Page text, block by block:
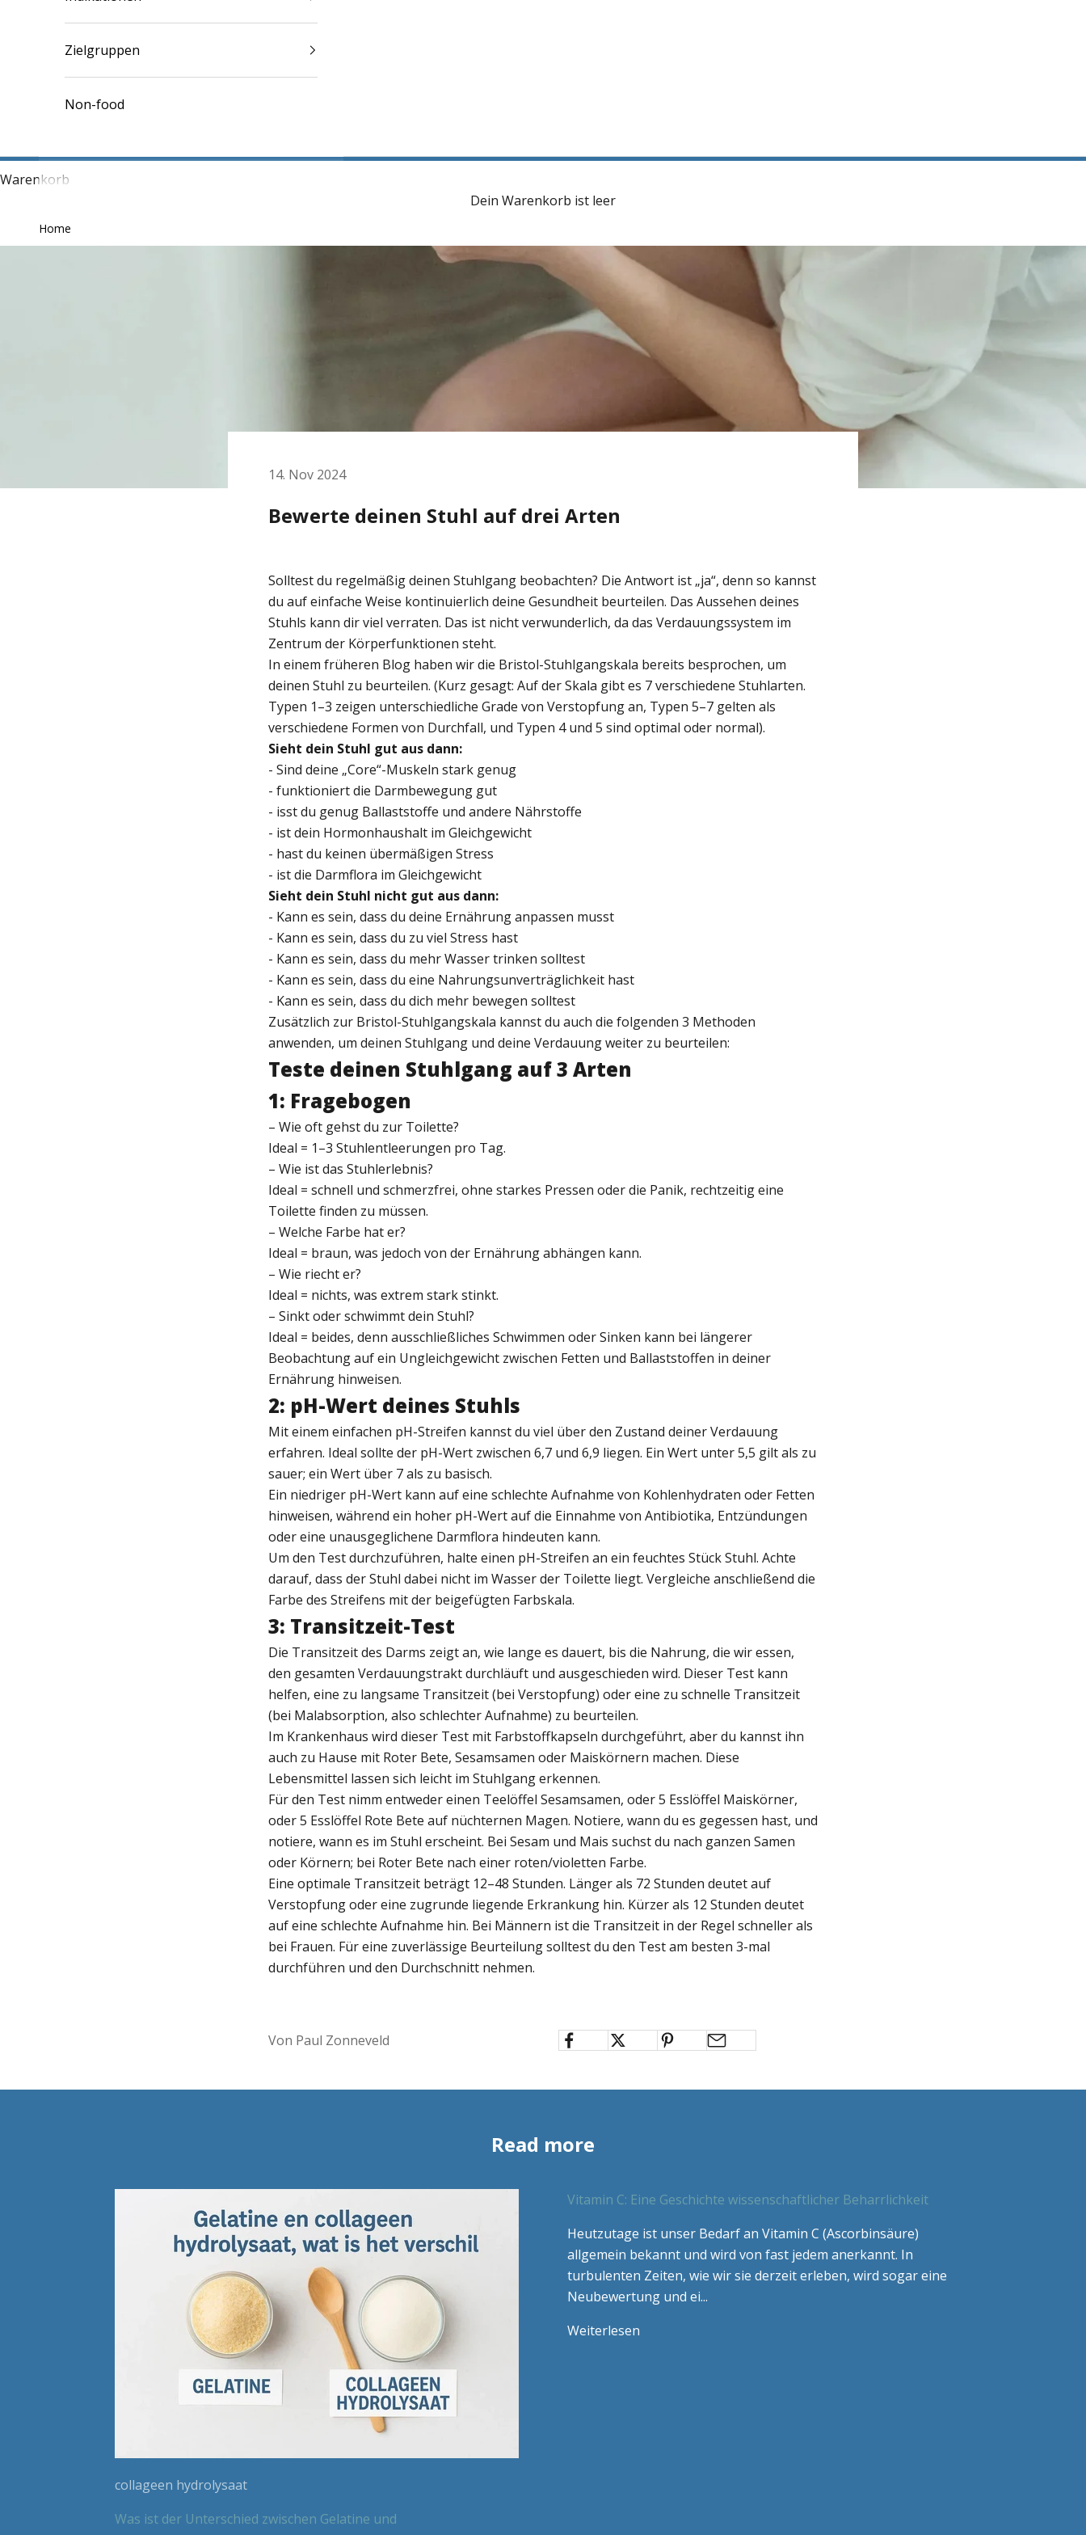
Zielgruppen
Non-food
Warenkorb
Dein Warenkorb ist leer
Home
14. Nov 2024
Bewerte deinen Stuhl auf drei Arten
Solltest du regelmäßig deinen Stuhlgang beobachten? Die Antwort ist „ja“, denn so kannst
du auf einfache Weise kontinuierlich deine Gesundheit beurteilen. Das Aussehen deines
Stuhls kann dir viel verraten. Das ist nicht verwunderlich, da das Verdauungssystem im
Zentrum der Körperfunktionen steht.
In einem früheren Blog haben wir die Bristol-Stuhlgangskala bereits besprochen, um
deinen Stuhl zu beurteilen. (Kurz gesagt: Auf der Skala gibt es 7 verschiedene Stuhlarten.
Typen 1–3 zeigen unterschiedliche Grade von Verstopfung an, Typen 5–7 gelten als
verschiedene Formen von Durchfall, und Typen 4 und 5 sind optimal oder normal).
Sieht dein Stuhl gut aus dann:
- Sind deine „Core“-Muskeln stark genug
- funktioniert die Darmbewegung gut
- isst du genug Ballaststoffe und andere Nährstoffe
- ist dein Hormonhaushalt im Gleichgewicht
- hast du keinen übermäßigen Stress
- ist die Darmflora im Gleichgewicht
Sieht dein Stuhl nicht gut aus dann:
- Kann es sein, dass du deine Ernährung anpassen musst
- Kann es sein, dass du zu viel Stress hast
- Kann es sein, dass du mehr Wasser trinken solltest
- Kann es sein, dass du eine Nahrungsunverträglichkeit hast
- Kann es sein, dass du dich mehr bewegen solltest
Zusätzlich zur Bristol-Stuhlgangskala kannst du auch die folgenden 3 Methoden
anwenden, um deinen Stuhlgang und deine Verdauung weiter zu beurteilen:
Teste deinen Stuhlgang auf 3 Arten
1: Fragebogen
– Wie oft gehst du zur Toilette?
Ideal = 1–3 Stuhlentleerungen pro Tag.
– Wie ist das Stuhlerlebnis?
Ideal = schnell und schmerzfrei, ohne starkes Pressen oder die Panik, rechtzeitig eine
Toilette finden zu müssen.
– Welche Farbe hat er?
Ideal = braun, was jedoch von der Ernährung abhängen kann.
– Wie riecht er?
Ideal = nichts, was extrem stark stinkt.
– Sinkt oder schwimmt dein Stuhl?
Ideal = beides, denn ausschließliches Schwimmen oder Sinken kann bei längerer
Beobachtung auf ein Ungleichgewicht zwischen Fetten und Ballaststoffen in deiner
Ernährung hinweisen.
2: pH-Wert deines Stuhls
Mit einem einfachen pH-Streifen kannst du viel über den Zustand deiner Verdauung
erfahren. Ideal sollte der pH-Wert zwischen 6,7 und 6,9 liegen. Ein Wert unter 5,5 gilt als zu
sauer; ein Wert über 7 als zu basisch.
Ein niedriger pH-Wert kann auf eine schlechte Aufnahme von Kohlenhydraten oder Fetten
hinweisen, während ein hoher pH-Wert auf die Einnahme von Antibiotika, Entzündungen
oder eine unausgeglichene Darmflora hindeuten kann.
Um den Test durchzuführen, halte einen pH-Streifen an ein feuchtes Stück Stuhl. Achte
darauf, dass der Stuhl dabei nicht im Wasser der Toilette liegt. Vergleiche anschließend die
Farbe des Streifens mit der beigefügten Farbskala.
3: Transitzeit-Test
Die Transitzeit des Darms zeigt an, wie lange es dauert, bis die Nahrung, die wir essen,
den gesamten Verdauungstrakt durchläuft und ausgeschieden wird. Dieser Test kann
helfen, eine zu langsame Transitzeit (bei Verstopfung) oder eine zu schnelle Transitzeit
(bei Malabsorption, also schlechter Aufnahme) zu beurteilen.
Im Krankenhaus wird dieser Test mit Farbstoffkapseln durchgeführt, aber du kannst ihn
auch zu Hause mit Roter Bete, Sesamsamen oder Maiskörnern machen. Diese
Lebensmittel lassen sich leicht im Stuhlgang erkennen.
Für den Test nimm entweder einen Teelöffel Sesamsamen, oder 5 Esslöffel Maiskörner,
oder 5 Esslöffel Rote Bete auf nüchternen Magen. Notiere, wann du es gegessen hast, und
notiere, wann es im Stuhl erscheint. Bei Sesam und Mais suchst du nach ganzen Samen
oder Körnern; bei Roter Bete nach einer roten/violetten Farbe.
Eine optimale Transitzeit beträgt 12–48 Stunden. Länger als 72 Stunden deutet auf
Verstopfung oder eine zugrunde liegende Erkrankung hin. Kürzer als 12 Stunden deutet
auf eine schlechte Aufnahme hin. Bei Männern ist die Transitzeit in der Regel schneller als
bei Frauen. Für eine zuverlässige Beurteilung solltest du den Test am besten 3-mal
durchführen und den Durchschnitt nehmen.
Von Paul Zonneveld
Read more
collageen hydrolysaat
Was ist der Unterschied zwischen Gelatine und
Vitamin C: Eine Geschichte wissenschaftlicher Beharrlichkeit
Heutzutage ist unser Bedarf an Vitamin C (Ascorbinsäure)
allgemein bekannt und wird von fast jedem anerkannt. In
turbulenten Zeiten, wie wir sie derzeit erleben, wird sogar eine
Neubewertung und ei...
Weiterlesen